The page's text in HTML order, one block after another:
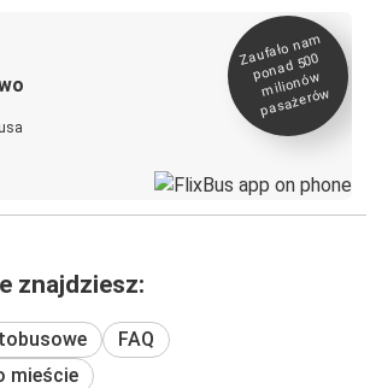
Zaufało na
m
ponad 500
milionó
w
pasażeró
w
znajdziesz:
FAQ
mieście